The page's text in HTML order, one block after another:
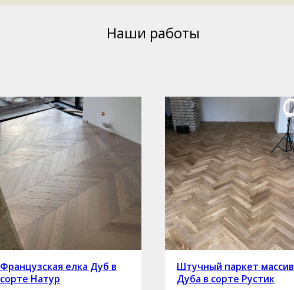
Наши работы
Французская елка Дуб в
сорте Натур
Штучный паркет массив
Дуба в сорте Рустик